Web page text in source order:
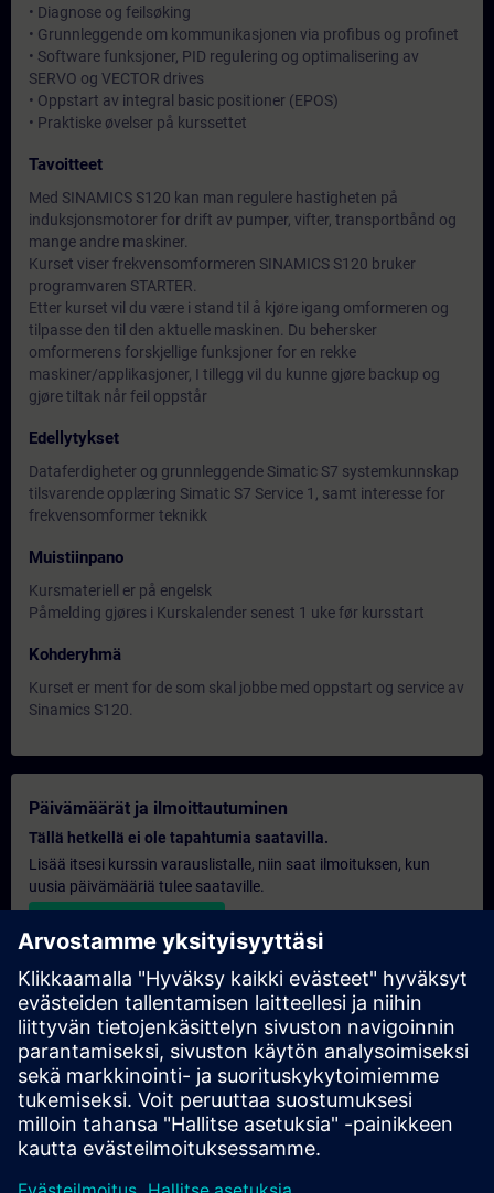
• Diagnose og feilsøking
• Grunnleggende om kommunikasjonen via profibus og profinet
• Software funksjoner, PID regulering og optimalisering av
SERVO og VECTOR drives
• Oppstart av integral basic positioner (EPOS)
• Praktiske øvelser på kurssettet
Tavoitteet
Med SINAMICS S120 kan man regulere hastigheten på
induksjonsmotorer for drift av pumper, vifter, transportbånd og
mange andre maskiner.
Kurset viser frekvensomformeren SINAMICS S120 bruker
programvaren STARTER.
Etter kurset vil du være i stand til å kjøre igang omformeren og
tilpasse den til den aktuelle maskinen. Du behersker
omformerens forskjellige funksjoner for en rekke
maskiner/applikasjoner, I tillegg vil du kunne gjøre backup og
gjøre tiltak når feil oppstår
Edellytykset
Dataferdigheter og grunnleggende Simatic S7 systemkunnskap
tilsvarende opplæring Simatic S7 Service 1, samt interesse for
frekvensomformer teknikk
Muistiinpano
Kursmateriell er på engelsk
Påmelding gjøres i Kurskalender senest 1 uke før kursstart
Kohderyhmä
Kurset er ment for de som skal jobbe med oppstart og service av
Sinamics S120.
Päivämäärät ja ilmoittautuminen
Tällä hetkellä ei ole tapahtumia saatavilla.
Lisää itsesi kurssin varauslistalle, niin saat ilmoituksen, kun
uusia päivämääriä tulee saataville.
Henkilökohtainen tarjous
Jos tarvitset tämän koulutuksen vakiomuotoisen
hintatarjouksen esimerkiksi ostososastollesi, napsauta alla
olevaa linkkiä. Sinun on ensin annettava joitakin henkilötietojasi,
minkä jälkeen sinulle lähetetään hintatarjous sähköpostitse.
Anna tarjous